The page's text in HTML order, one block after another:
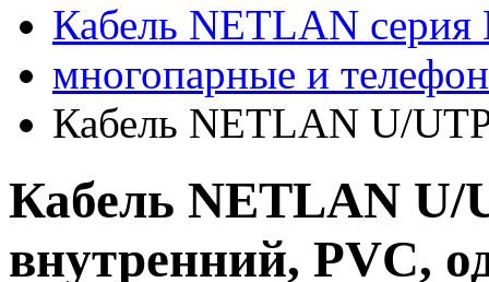
Кабель NETLAN серия
многопарные и
Кабель NETLAN U/
Кабель NETLAN U/
внутренний, PVC,